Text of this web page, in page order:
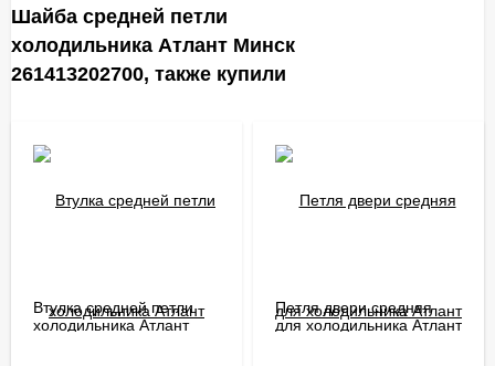
Шайба средней петли
холодильника Атлант Минск
261413202700, также купили
Втулка средней петли
холодильника Атлант
Петля двери средняя
для холодильника Атлант